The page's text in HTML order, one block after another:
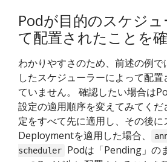
Podが目的のスケジ
て配置されたことを
わかりやすさのため、前述の例
したスケジューラーによって配
ていません。 確認したい場合は
設定の適用順序を変えてみてく
定をすべて先に適用し、その後
Deploymentを適用した場合、
scheduler
Podは「Pending」の